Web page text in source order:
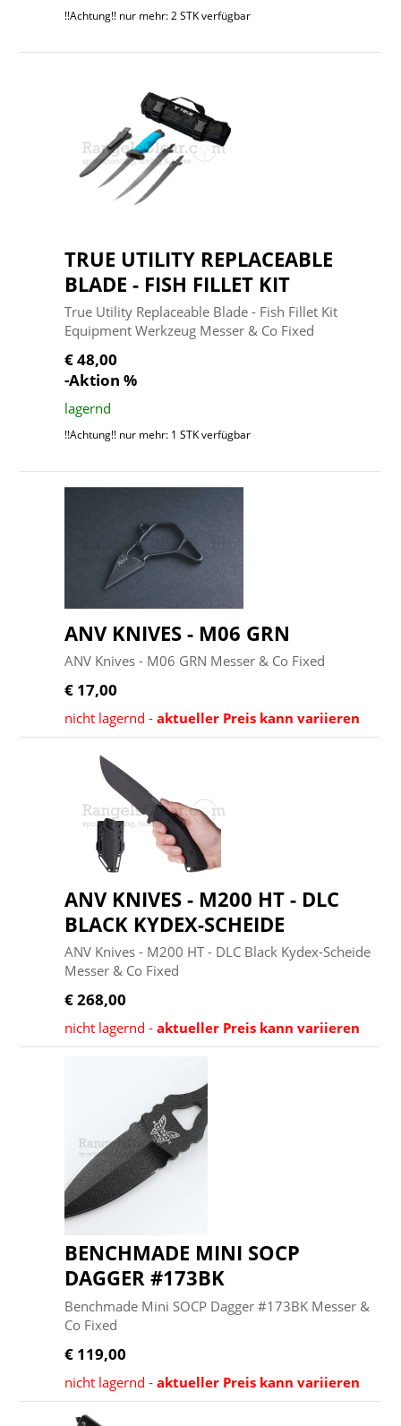
!!Achtung!! nur mehr: 2 STK verfügbar
TRUE UTILITY REPLACEABLE
BLADE - FISH FILLET KIT
True Utility Replaceable Blade - Fish Fillet Kit
Equipment Werkzeug Messer & Co Fixed
€ 48,00
-Aktion %
lagernd
!!Achtung!! nur mehr: 1 STK verfügbar
ANV KNIVES - M06 GRN
ANV Knives - M06 GRN Messer & Co Fixed
€ 17,00
nicht lagernd -aktueller Preis kann variieren
ANV KNIVES - M200 HT - DLC
BLACK KYDEX-SCHEIDE
ANV Knives - M200 HT - DLC Black Kydex-Scheide
Messer & Co Fixed
€ 268,00
nicht lagernd -aktueller Preis kann variieren
BENCHMADE MINI SOCP
DAGGER #173BK
Benchmade Mini SOCP Dagger #173BK Messer &
Co Fixed
€ 119,00
nicht lagernd -aktueller Preis kann variieren